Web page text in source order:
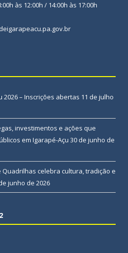
às 12:00h / 14:00h às 17:00h
2026 – Inscrições abertas 11 de julho
investimentos e ações que
em Igarapé-Açu 30 de junho de
celebra cultura, tradição e
junho de 2026